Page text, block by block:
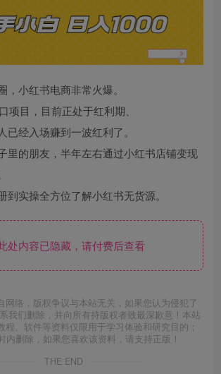
，小红书电商非常火爆。
项目，目前正处于红利期、
已经入场赚到一波红利了。
里的朋友，半年左右通过小红书店铺变现
到实操全方位了解小红书无货源。
内容已隐藏，请付费后查看
网络，版权争议与本站无关，如果您认为侵犯了
我们删除，并向所有持版权者致最深歉意！本站
程、软件等资料仅限用于学习体验和研究目的；
内删除，如果您喜欢该资料，请支持正版！
THE END